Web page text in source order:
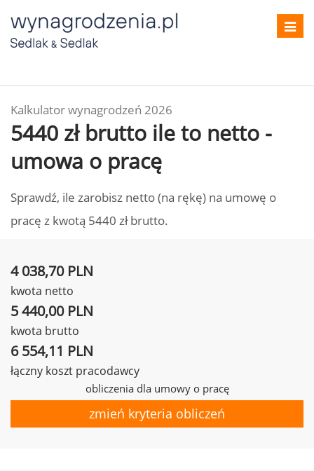
Kalkulator wynagrodzeń 2026
5440 zł brutto ile to netto -
umowa o pracę
Sprawdź, ile zarobisz netto (na rękę) na umowę o
pracę z kwotą 5440 zł brutto.
4 038,70 PLN
kwota netto
5 440,00 PLN
kwota brutto
6 554,11 PLN
łączny koszt pracodawcy
obliczenia dla umowy o pracę
zmień kryteria obliczeń